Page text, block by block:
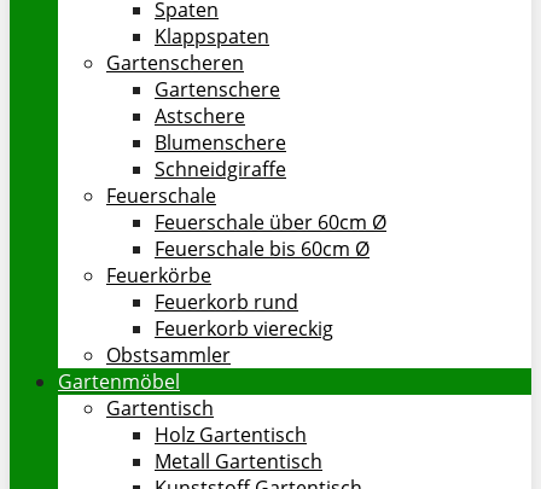
Spaten
Klappspaten
Gartenscheren
Gartenschere
Astschere
Blumenschere
Schneidgiraffe
Feuerschale
Feuerschale über 60cm Ø
Feuerschale bis 60cm Ø
Feuerkörbe
Feuerkorb rund
Feuerkorb viereckig
Obstsammler
Gartenmöbel
Gartentisch
Holz Gartentisch
Metall Gartentisch